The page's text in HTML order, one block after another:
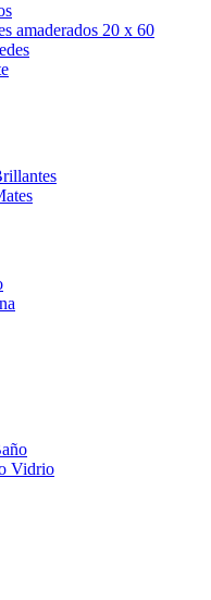
amaderados 20 x 60
Vidrio